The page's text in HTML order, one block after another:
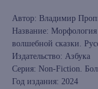
Автор: Владимир
Название:
волшебной сказки.
Издательство: Азбука
Серия: Non-Fiction.
Год издания: 2024